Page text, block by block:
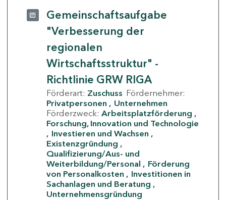
Gemeinschaftsaufgabe
"Verbesserung der
regionalen
Wirtschaftsstruktur" -
Richtlinie GRW RIGA
Förderart: Zuschuss Fördernehmer:
Privatpersonen
Unternehmen
Förderzweck: Arbeitsplatzförderung
Forschung, Innovation und Technologie
Investieren und Wachsen
Existenzgründung
Qualifizierung/Aus- und
Weiterbildung/Personal
Förderung
von Personalkosten
Investitionen in
Sachanlagen und Beratung
Unternehmensgründung